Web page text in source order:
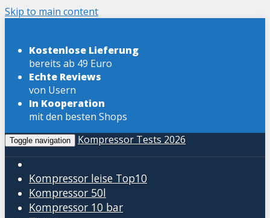
Skip to main content
Kostenlose Lieferung
bereits ab 49 Euro
Echte Reviews
von Usern
In Kooperation
mit den besten Shops
Toggle navigation Kompressor Tests 2026
Kompressor leise Top10
Kompressor 50l
Kompressor 10 bar